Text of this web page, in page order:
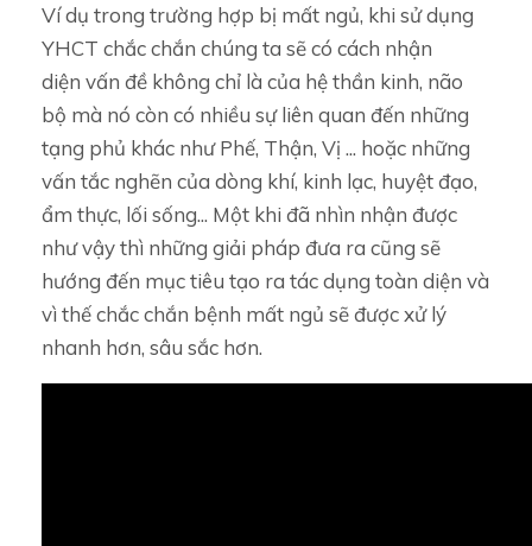
Ví dụ trong trường hợp bị mất ngủ, khi sử dụng
YHCT chắc chắn chúng ta sẽ có cách nhận
diện vấn đề không chỉ là của hệ thần kinh, não
bộ mà nó còn có nhiều sự liên quan đến những
tạng phủ khác như Phế, Thận, Vị ... hoặc những
vấn tắc nghẽn của dòng khí, kinh lạc, huyệt đạo,
ẩm thực, lối sống... Một khi đã nhìn nhận được
như vậy thì những giải pháp đưa ra cũng sẽ
hướng đến mục tiêu tạo ra tác dụng toàn diện và
vì thế chắc chắn bệnh mất ngủ sẽ được xử lý
nhanh hơn, sâu sắc hơn.